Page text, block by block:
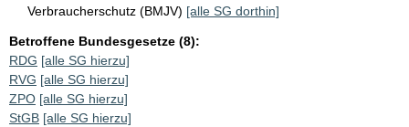
Verbraucherschutz (BMJV) [alle SG dorthin]
Betroffene Bundesgesetze (8):
RDG [alle SG hierzu]
RVG [alle SG hierzu]
ZPO [alle SG hierzu]
StGB [alle SG hierzu]